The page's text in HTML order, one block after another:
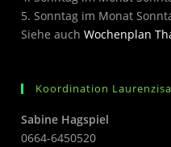
5. Sonntag im Monat
Siehe auchWochenplan
Koordination
Sabine Hagspiel
0664-6450520